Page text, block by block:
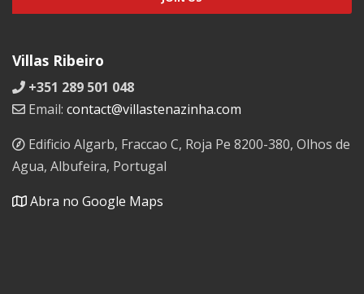
Villas Ribeiro
+351 289 501 048
Email: contact@villastenazinha.com
Edificio Algarb, Fraccao C, Roja Pe 8200-380, Olhos de
Agua, Albufeira, Portugal
Abra no Google Maps